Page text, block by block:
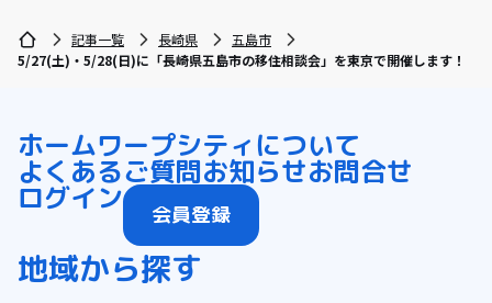
記事一覧 長崎県
五島市
5/27(土)・5/28(日)に「長崎県五島市の移住相談会」を東京で開催します！
ホームワープシティについて
よくあるご質問お知らせお問合せ
ログイン 会員登録
地域から探す